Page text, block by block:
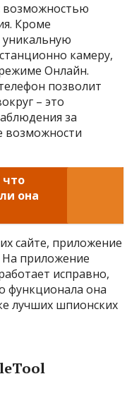
возможностью
Кроме
камеру,
Онлайн.
позволит
– это
за
возможности
что
она
сайте, приложение
На приложение
исправно,
функционала она
лучших шпионских